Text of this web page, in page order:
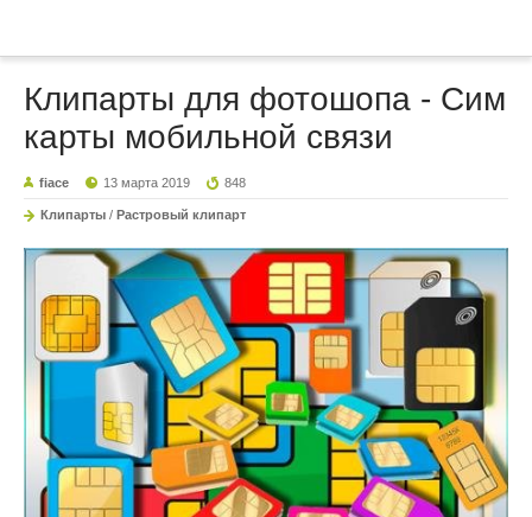
Клипарты для фотошопа - Сим
карты мобильной связи
fiace 13 марта 2019 848
Клипарты / Растровый клипарт